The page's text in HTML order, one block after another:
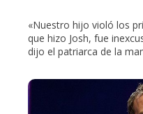
«Nuestro hijo violó los
que hizo Josh, fue
dijo el patriarca de la